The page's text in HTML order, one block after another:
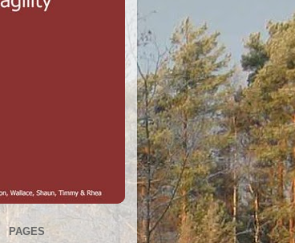
PAGES